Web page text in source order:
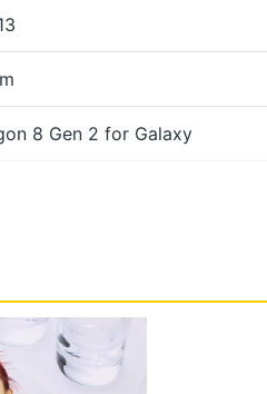
盒，即可看見 Z Fold5 以三
展現存在感。
Browne 限量版機身結
外側機身採用康寧 Gorilla
外部衝擊，以及全新背側
8 Gen 2 for Galaxy